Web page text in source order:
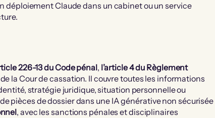
déploiement Claude dans un cabinet ou un service
226-13 du Code pénal, l’article 4 du Règlement
la Cour de cassation. Il couvre toutes les informations
stratégie juridique, situation personnelle ou
pièces de dossier dans une IA générative non sécurisée
, avec les sanctions pénales et disciplinaires